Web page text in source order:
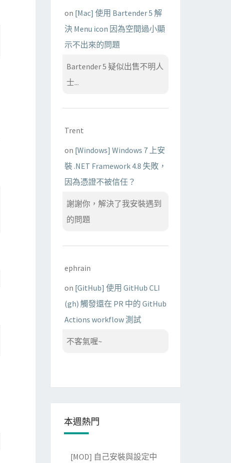
on [Mac] 使用 Bartender 5 解
決 Menu icon 因為空間過小顯
示不出來的問題
Bartender 5 疑似出售不明人
士...
Trent
on [Windows] Windows 7 上安
裝 .NET Framework 4.8 失敗，
因為憑證不被信任？
謝謝你，解決了我安裝遇到
的問題
ephrain
on [GitHub] 使用 GitHub CLI
(gh) 觸發還在 PR 中的 GitHub
Actions workflow 測試
不客氣喔~
本週熱門
[MOD] 自己安裝與設定中